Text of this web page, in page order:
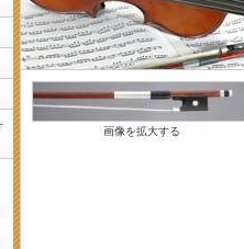
画像を拡大する